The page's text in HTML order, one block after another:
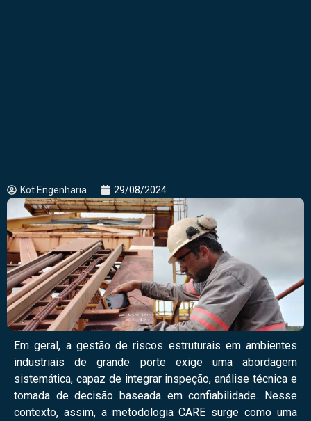
Kot Engenharia 29/08/2024
Em geral, a gestão de riscos estruturais em ambientes
industriais de grande porte exige uma abordagem
sistemática, capaz de integrar inspeção, análise técnica e
tomada de decisão baseada em confiabilidade. Nesse
contexto, assim, a metodologia CARE surge como uma